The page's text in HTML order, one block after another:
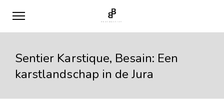
Sentier Karstique, Besain: Een
karstlandschap in de Jura